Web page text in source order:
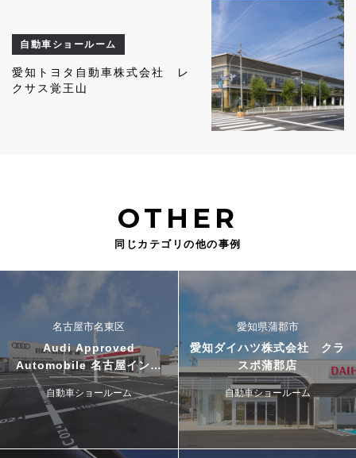
自動車ショールーム
愛知トヨタ自動車株式会社 レ
クサス覚王山
OTHER
同じカテゴリの他の事例
名古屋市名東区
Audi Approved
Automobile 名古屋インタ
ー・ドゥカティ名古屋イース
ト
自動車ショールーム
愛知県蒲郡市
愛知ダイハツ株式会社 クラ
スポ蒲郡店
自動車ショールーム